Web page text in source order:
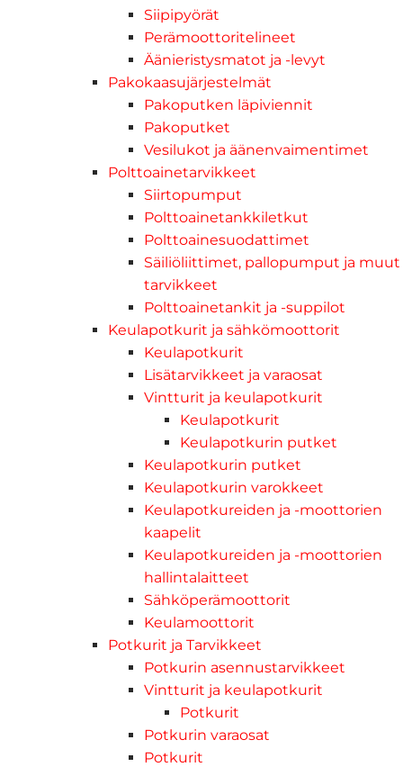
Siipipyörät
Perämoottoritelineet
Äänieristysmatot ja -levyt
Pakokaasujärjestelmät
Pakoputken läpiviennit
Pakoputket
Vesilukot ja äänenvaimentimet
Polttoainetarvikkeet
Siirtopumput
Polttoainetankkiletkut
Polttoainesuodattimet
Säiliöliittimet, pallopumput ja muut
tarvikkeet
Polttoainetankit ja -suppilot
Keulapotkurit ja sähkömoottorit
Keulapotkurit
Lisätarvikkeet ja varaosat
Vintturit ja keulapotkurit
Keulapotkurit
Keulapotkurin putket
Keulapotkurin putket
Keulapotkurin varokkeet
Keulapotkureiden ja -moottorien
kaapelit
Keulapotkureiden ja -moottorien
hallintalaitteet
Sähköperämoottorit
Keulamoottorit
Potkurit ja Tarvikkeet
Potkurin asennustarvikkeet
Vintturit ja keulapotkurit
Potkurit
Potkurin varaosat
Potkurit